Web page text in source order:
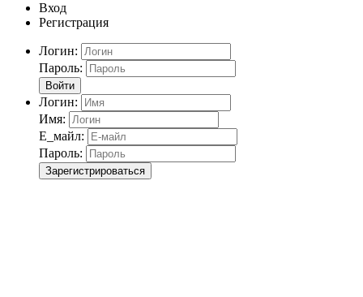
Вход
Регистрация
Логин:
Пароль:
Войти
Логин:
Имя:
Е_майл:
Пароль:
Зарегистрироваться